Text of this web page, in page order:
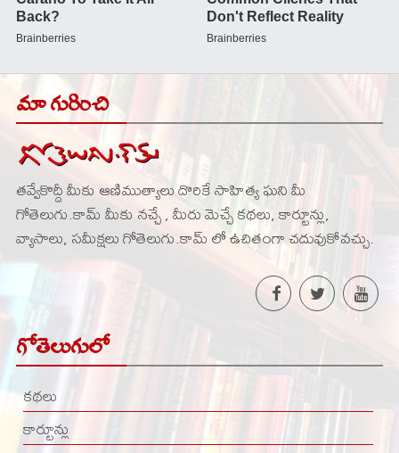
మా గురించి
తవ్వేకొద్దీ మీకు ఆణిముత్యాలు దొరికే సాహిత్య ఘని మీ
గోతెలుగు.కామ్ మీకు నచ్చే , మీరు మెచ్చే కథలు, కార్టూన్లు,
వ్యాసాలు, సమీక్షలు గోతెలుగు.కామ్ లో ఉచితంగా చదువుకోవచ్చు.
గోతెలుగులో
కథలు
కార్టూన్లు